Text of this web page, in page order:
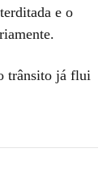
e o
trânsito já flui